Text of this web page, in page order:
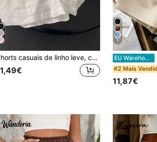
Shorts casuais de linho leve, com cintura elástica e cordão, pernas retas e modelagem solta. Versáteis e que afinam a silhueta. Branco verão.
7
EU Warehouse
#2 Mais
11,87€